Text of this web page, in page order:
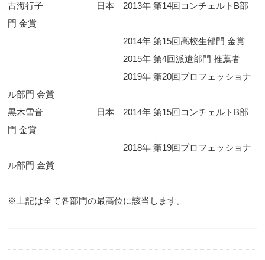
古海行子 日本 2013年 第14回コンチェルトB部
門 金賞
2014年 第15回高校生部門 金賞
2015年 第4回派遣部門 推薦者
2019年 第20回プロフェッショナ
ル部門 金賞
黒木雪音 日本 2014年 第15回コンチェルトB部
門 金賞
2018年 第19回プロフェッショナ
ル部門 金賞
※上記は全て各部門の最高位に該当します。